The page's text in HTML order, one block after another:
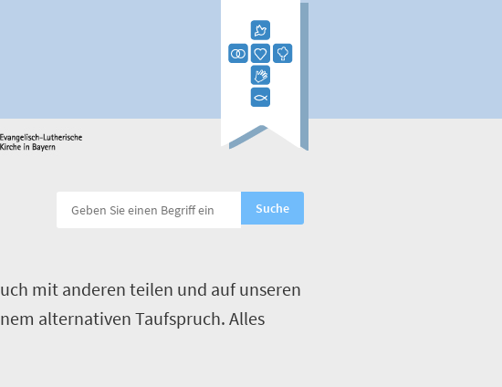
mit anderen teilen und auf unseren
alternativen Taufspruch. Alles